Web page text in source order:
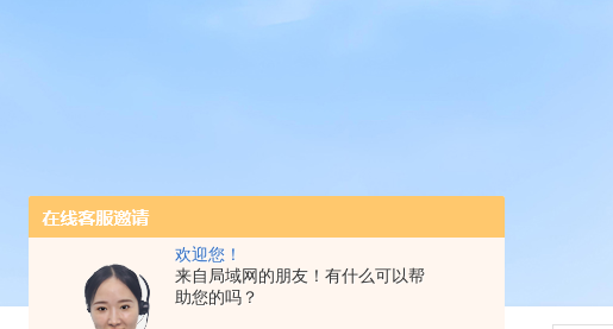
欢迎您！
来自局域网的朋友！有什么可以帮
助您的吗？